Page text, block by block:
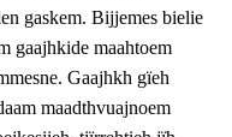
gaskem. Bijjemes bielie
gaajhkide maahtoem
Gaajhkh gïeh
maadthvuajnoem